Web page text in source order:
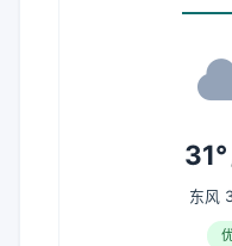
31°
东风